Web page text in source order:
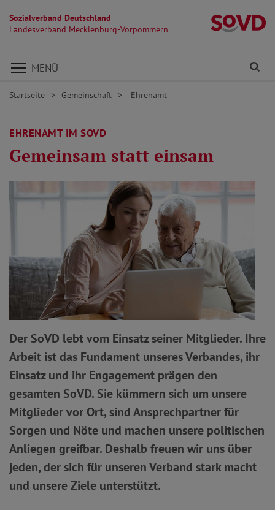
Sozialverband Deutschland
Landesverband Mecklenburg-Vorpommern
Direkt zu den Inhalten springen
MENÜ
Startseite Gemeinschaft Ehrenamt
EHRENAMT IM SOVD
Gemeinsam statt einsam
Der SoVD lebt vom Einsatz seiner Mitglieder. Ihre
Arbeit ist das Fundament unseres Verbandes, ihr
Einsatz und ihr Engagement prägen den
gesamten SoVD. Sie kümmern sich um unsere
Mitglieder vor Ort, sind Ansprechpartner für
Sorgen und Nöte und machen unsere politischen
Anliegen greifbar. Deshalb freuen wir uns über
jeden, der sich für unseren Verband stark macht
und unsere Ziele unterstützt.